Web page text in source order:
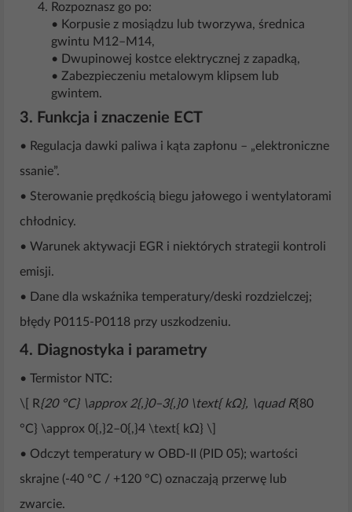
Rozpoznasz go po:
• Korpusie z mosiądzu lub tworzywa, średnica
gwintu M12–M14,
• Dwupinowej kostce elektrycznej z zapadką,
• Zabezpieczeniu metalowym klipsem lub
gwintem.
3. Funkcja i znaczenie ECT
• Regulacja dawki paliwa i kąta zapłonu – „elektroniczne
ssanie”.
• Sterowanie prędkością biegu jałowego i wentylatorami
chłodnicy.
• Warunek aktywacji EGR i niektórych strategii kontroli
emisji.
• Dane dla wskaźnika temperatury/deski rozdzielczej;
błędy P0115-P0118 przy uszkodzeniu.
4. Diagnostyka i parametry
• Termistor NTC:
\[ R{20 °C} \approx 2{,}0–3{,}0 \text{ kΩ}, \quad R{80
°C} \approx 0{,}2–0{,}4 \text{ kΩ} \]
• Odczyt temperatury w OBD-II (PID 05); wartości
skrajne (-40 °C / +120 °C) oznaczają przerwę lub
zwarcie.